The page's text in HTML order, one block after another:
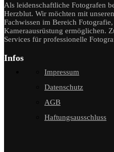
Als leidenschaftliche Fotografen
Herzblut. Wir möchten mit
Fachwissen im Bereich
Kameraausrüstung ermöglichen.
Services für professionelle
Infos
Impressum
Datenschutz
AGB
Haftungsausschluss